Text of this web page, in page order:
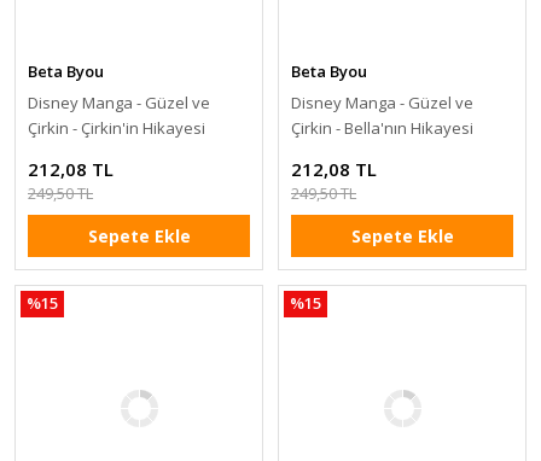
Beta Byou
Disney Manga - Güzel ve
Çirkin - Çirkin'in Hikayesi
212,08 TL
249,50 TL
Sepete Ekle
Beta Byou
Disney Manga - Güzel ve
Çirkin - Bella'nın Hikayesi
212,08 TL
249,50 TL
Sepete Ekle
%15 %15